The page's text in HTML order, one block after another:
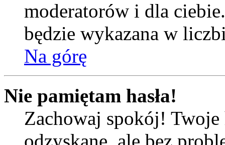
moderatorów i dla
będzie wykazana w
Na górę
Nie pamiętam hasła!
Zachowaj spokój! Twoje